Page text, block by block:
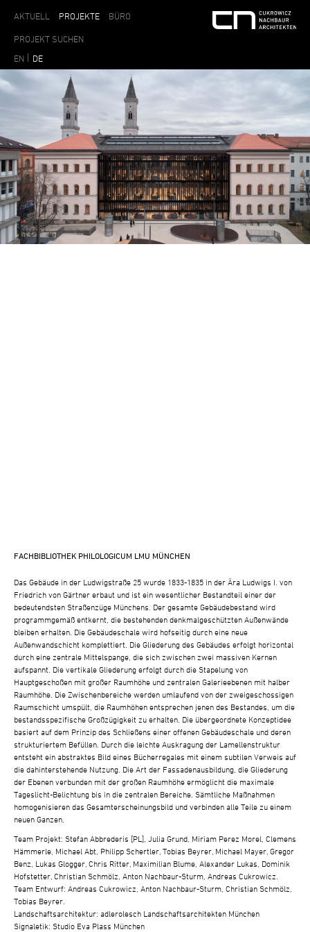
AKTUELL PROJEKTE BÜRO
EN DE
FACHBIBLIOTHEK PHILOLOGICUM LMU MÜNCHEN
Das Gebäude in der Ludwigstraße 25 wurde 1833-1835 in der Ära Ludwigs I. von
Friedrich von Gärtner erbaut und ist ein wesentlicher Bestandteil einer der
bedeutendsten Straßenzüge Münchens. Der gesamte Gebäudebestand wird
programmgemäß entkernt, die bestehenden denkmalgeschützten Außenwände
bleiben erhalten. Die Gebäudeschale wird hofseitig durch eine neue
Außenwandschicht komplettiert. Die Gliederung des Gebäudes erfolgt horizontal
durch eine zentrale Mittelspange, die sich zwischen zwei massiven Kernen
aufspannt. Die vertikale Gliederung erfolgt durch die Stapelung von
Hauptgeschoßen mit großer Raumhöhe und zentralen Galerieebenen mit halber
Raumhöhe. Die Zwischenbereiche werden umlaufend von der zweigeschossigen
Raumschicht umspült, die Raumhöhen entsprechen jenen des Bestandes, um die
bestandsspezifische Großzügigkeit zu erhalten. Die übergeordnete Konzeptidee
basiert auf dem Prinzip des Schließens einer offenen Gebäudeschale und deren
strukturiertem Befüllen. Durch die leichte Auskragung der Lamellenstruktur
entsteht ein abstraktes Bild eines Bücherregales mit einem subtilen Verweis auf
die dahinterstehende Nutzung. Die Art der Fassadenausbildung, die Gliederung
der Ebenen verbunden mit der großen Raumhöhe ermöglicht die maximale
Tageslicht-Belichtung bis in die zentralen Bereiche. Sämtliche Maßnahmen
homogenisieren das Gesamterscheinungsbild und verbinden alle Teile zu einem
neuen Ganzen.
Team Projekt: Stefan Abbrederis [PL], Julia Grund, Miriam Perez Morel, Clemens
Hämmerle, Michael Abt, Philipp Schertler, Tobias Beyrer, Michael Mayer, Gregor
Benz, Lukas Glogger, Chris Ritter, Maximilian Blume, Alexander Lukas, Dominik
Hofstetter, Christian Schmölz, Anton Nachbaur-Sturm, Andreas Cukrowicz.
Team Entwurf: Andreas Cukrowicz, Anton Nachbaur-Sturm, Christian Schmölz,
Tobias Beyrer.
Landschaftsarchitektur: adlerolesch Landschaftsarchitekten München
Signaletik: Studio Eva Plass München